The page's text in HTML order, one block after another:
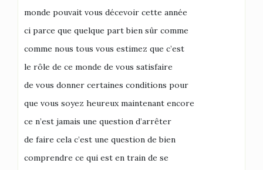
monde pouvait vous décevoir cette année
ci parce que quelque part bien sûr comme
comme nous tous vous estimez que c’est
le rôle de ce monde de vous satisfaire
de vous donner certaines conditions pour
que vous soyez heureux maintenant encore
ce n’est jamais une question d’arrêter
de faire cela c’est une question de bien
comprendre ce qui est en train de se